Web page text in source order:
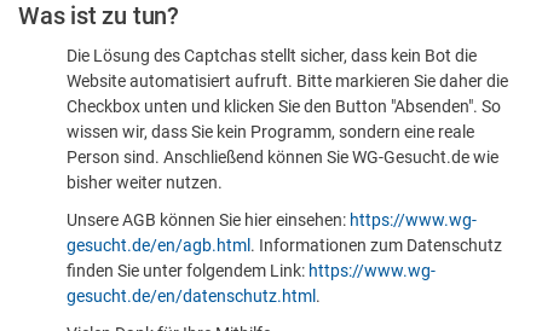
sind
Was ist zu tun?
Die Lösung des Captchas stellt sicher, dass kein Bot die
Website automatisiert aufruft. Bitte markieren Sie daher die
Checkbox unten und klicken Sie den Button "Absenden". So
wissen wir, dass Sie kein Programm, sondern eine reale
Person sind. Anschließend können Sie WG-Gesucht.de wie
bisher weiter nutzen.
Unsere AGB können Sie hier einsehen: https://www.wg-
gesucht.de/en/agb.html . Informationen zum Datenschutz
finden Sie unter folgendem Link: https://www.wg-
gesucht.de/en/datenschutz.html .